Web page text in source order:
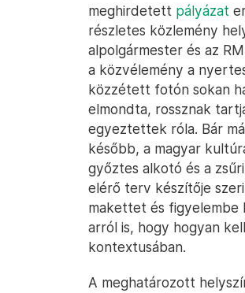
meghirdetett pályázat
részletes közlemény
alpolgármester és az
a közvélemény a
közzétett fotón sokan
elmondta, rossznak
egyeztettek róla. Bár
később, a magyar
győztes alkotó és a
elérő terv készítője
makettet és figyelembe
arról is, hogy hogyan
kontextusában.
A meghatározott